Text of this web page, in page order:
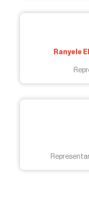
Ranyele